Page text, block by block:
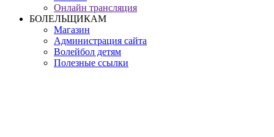
Онлайн трансляция
БОЛЕЛЬЩИКАМ
Магазин
Администрация сайта
Волейбол детям
Полезные ссылки